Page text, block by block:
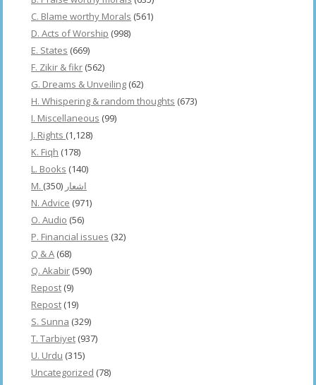
C. Blame worthy Morals (561)
D. Acts of Worship (998)
E. States (669)
F. Zikir & fikr (562)
G. Dreams & Unveiling (62)
H. Whispering & random thoughts (673)
I. Miscellaneous (99)
J. Rights (1,128)
K. Fiqh (178)
L. Books (140)
M. اشعار (350)
N. Advice (971)
O. Audio (56)
P. Financial issues (32)
Q & A (68)
Q. Akabir (590)
Repost (9)
Repost (19)
S. Sunna (329)
T. Tarbiyet (937)
U. Urdu (315)
Uncategorized (78)